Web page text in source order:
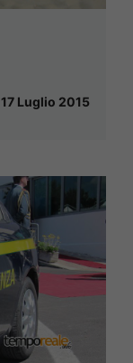
17 Luglio 2015